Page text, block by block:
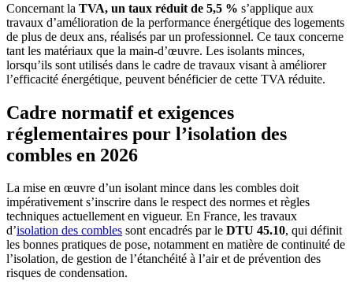
Concernant la TVA, un taux réduit de 5,5 % s’applique aux
travaux d’amélioration de la performance énergétique des logements
de plus de deux ans, réalisés par un professionnel. Ce taux concerne
tant les matériaux que la main-d’œuvre. Les isolants minces,
lorsqu’ils sont utilisés dans le cadre de travaux visant à améliorer
l’efficacité énergétique, peuvent bénéficier de cette TVA réduite.
Cadre normatif et exigences
réglementaires pour l’isolation des
combles en 2026
La mise en œuvre d’un isolant mince dans les combles doit
impérativement s’inscrire dans le respect des normes et règles
techniques actuellement en vigueur. En France, les travaux
d’isolation des combles sont encadrés par le DTU 45.10, qui définit
les bonnes pratiques de pose, notamment en matière de continuité de
l’isolation, de gestion de l’étanchéité à l’air et de prévention des
risques de condensation.